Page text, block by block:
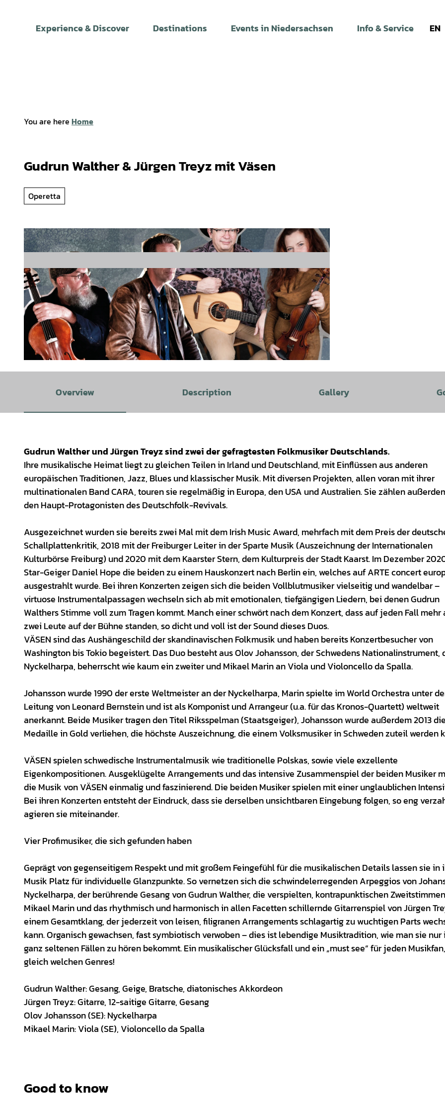
Experience & Discover Destinations Events in Niedersachsen Info & Service EN
You are here Home
Gudrun Walther & Jürgen Treyz mit Väsen
Operetta
Overview Description Gallery
Gudrun Walther und Jürgen Treyz sind zwei der gefragtesten Folkmusiker Deutschlands.
Ihre musikalische Heimat liegt zu gleichen Teilen in Irland und Deutschland, mit Einflüssen aus anderen
europäischen Traditionen, Jazz, Blues und klassischer Musik. Mit diversen Projekten, allen voran mit ihrer
multinationalen Band CARA, touren sie regelmäßig in Europa, den USA und Australien. Sie zählen
den Haupt-Protagonisten des Deutschfolk-Revivals.
Ausgezeichnet wurden sie bereits zwei Mal mit dem Irish Music Award, mehrfach mit dem Preis der
Schallplattenkritik, 2018 mit der Freiburger Leiter in der Sparte Musik (Auszeichnung der Internationalen
Kulturbörse Freiburg) und 2020 mit dem Kaarster Stern, dem Kulturpreis der Stadt Kaarst. Im Dezember
Star-Geiger Daniel Hope die beiden zu einem Hauskonzert nach Berlin ein, welches auf ARTE concert
ausgestrahlt wurde. Bei ihren Konzerten zeigen sich die beiden Vollblutmusiker vielseitig und wandelbar –
virtuose Instrumentalpassagen wechseln sich ab mit emotionalen, tiefgängigen Liedern, bei denen Gudrun
Walthers Stimme voll zum Tragen kommt. Manch einer schwört nach dem Konzert, dass auf jeden Fall mehr
zwei Leute auf der Bühne standen, so dicht und voll ist der Sound dieses Duos.
VÄSEN sind das Aushängeschild der skandinavischen Folkmusik und haben bereits Konzertbesucher von
Washington bis Tokio begeistert. Das Duo besteht aus Olov Johansson, der Schwedens Nationalinstrument,
Nyckelharpa, beherrscht wie kaum ein zweiter und Mikael Marin an Viola und Violoncello da Spalla.
Johansson wurde 1990 der erste Weltmeister an der Nyckelharpa, Marin spielte im World Orchestra unter
Leitung von Leonard Bernstein und ist als Komponist und Arrangeur (u.a. für das Kronos-Quartett) weltweit
anerkannt. Beide Musiker tragen den Titel Riksspelman (Staatsgeiger), Johansson wurde außerdem 2013
Medaille in Gold verliehen, die höchste Auszeichnung, die einem Volksmusiker in Schweden zuteil werden
VÄSEN spielen schwedische Instrumentalmusik wie traditionelle Polskas, sowie viele exzellente
Eigenkompositionen. Ausgeklügelte Arrangements und das intensive Zusammenspiel der beiden Musiker
die Musik von VÄSEN einmalig und faszinierend. Die beiden Musiker spielen mit einer unglaublichen
Bei ihren Konzerten entsteht der Eindruck, dass sie derselben unsichtbaren Eingebung folgen, so eng
agieren sie miteinander.
Vier Profimusiker, die sich gefunden haben
Geprägt von gegenseitigem Respekt und mit großem Feingefühl für die musikalischen Details lassen sie in
Musik Platz für individuelle Glanzpunkte. So vernetzen sich die schwindelerregenden Arpeggios von
Nyckelharpa, der berührende Gesang von Gudrun Walther, die verspielten, kontrapunktischen
Mikael Marin und das rhythmisch und harmonisch in allen Facetten schillernde Gitarrenspiel von Jürgen
einem Gesamtklang, der jederzeit von leisen, filigranen Arrangements schlagartig zu wuchtigen Parts
kann. Organisch gewachsen, fast symbiotisch verwoben – dies ist lebendige Musiktradition, wie man sie nur
ganz seltenen Fällen zu hören bekommt. Ein musikalischer Glücksfall und ein „must see“ für jeden
gleich welchen Genres!
Gudrun Walther: Gesang, Geige, Bratsche, diatonisches Akkordeon
Jürgen Treyz: Gitarre, 12-saitige Gitarre, Gesang
Olov Johansson (SE): Nyckelharpa
Mikael Marin: Viola (SE), Violoncello da Spalla
Good to know